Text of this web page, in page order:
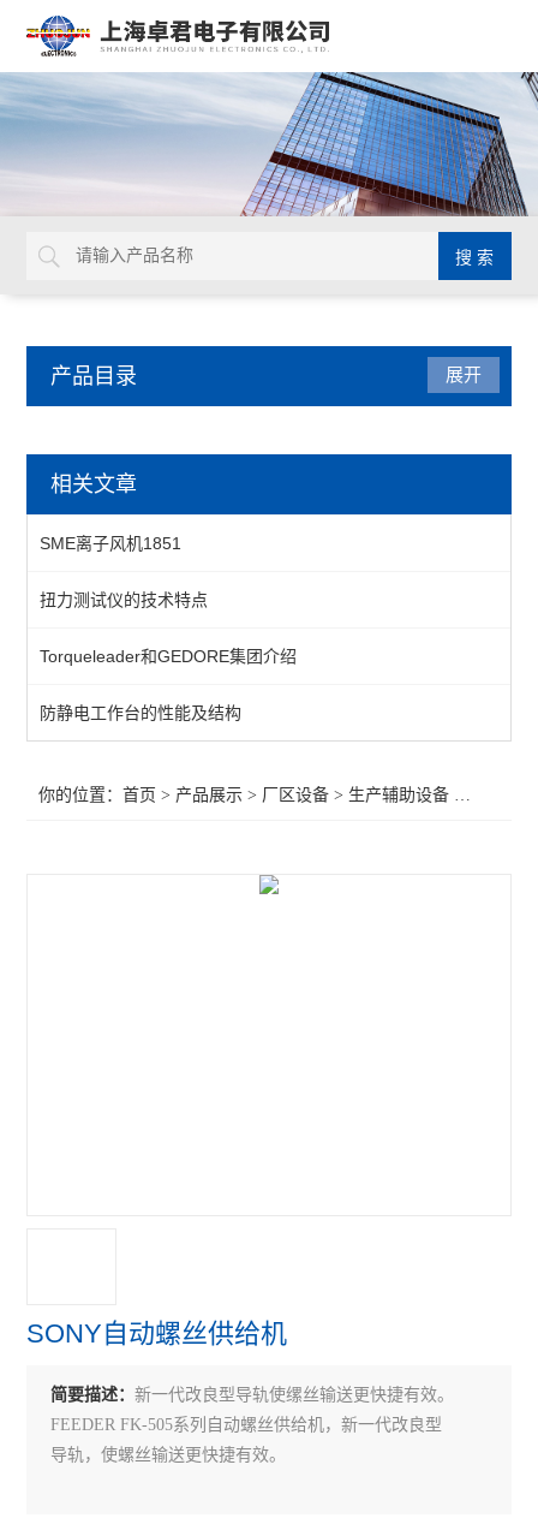
产品目录
工作台
生产辅助设备
零件箱
工具车/柜
超声波清洗机
查看全部 >>
展开
相关文章
SME离子风机1851
扭力测试仪的技术特点
Torqueleader和GEDORE集团介绍
防静电工作台的性能及结构
你的位置：首页 > 产品展示 > 厂区设备 > 生产辅助设备
SONY自动螺丝供给机
简要描述：新一代改良型导轨使缧丝输送更快捷有效。
FEEDER FK-505系列自动螺丝供给机，新一代改良型
导轨，使螺丝输送更快捷有效。